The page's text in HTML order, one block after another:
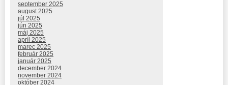
september 2025
august 2025
júl 2025
jún 2025
máj 2025
apríl 2025
marec 2025
február 2025
január 2025
december 2024
november 2024
október 2024